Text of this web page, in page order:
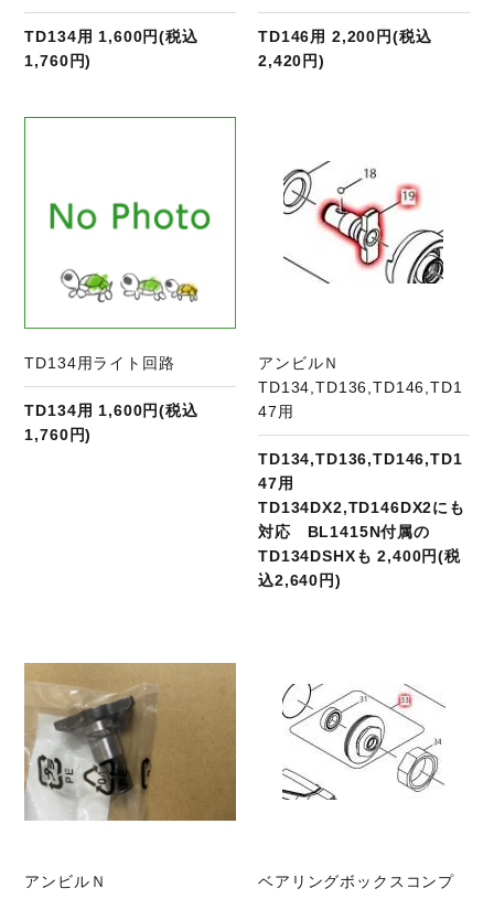
TD134用 1,600円(税込
1,760円)
TD146用 2,200円(税込
2,420円)
TD134用ライト回路
TD134用 1,600円(税込
1,760円)
アンビルＮ
TD134,TD136,TD146,TD1
47用
TD134,TD136,TD146,TD1
47用
TD134DX2,TD146DX2にも
対応 BL1415N付属の
TD134DSHXも 2,400円(税
込2,640円)
アンビルＮ
ベアリングボックスコンプ